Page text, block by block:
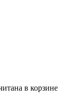
в корзине